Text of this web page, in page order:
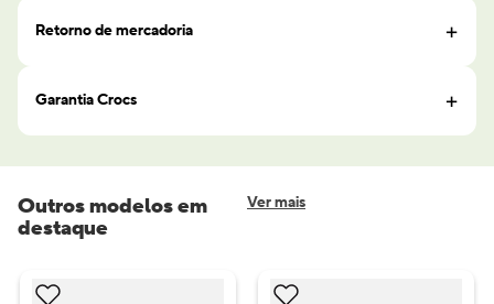
Retorno de mercadoria
Garantia Crocs
Outros modelos em
destaque
Ver mais